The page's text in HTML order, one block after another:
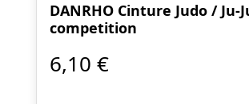
DANRHO Cinture Judo / Ju-
competition
6,10 €